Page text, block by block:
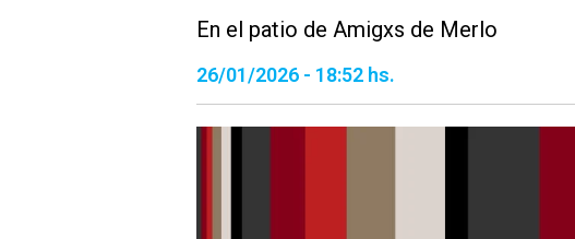
En el patio de Amigxs de Merlo
26/01/2026 - 18:52 hs.